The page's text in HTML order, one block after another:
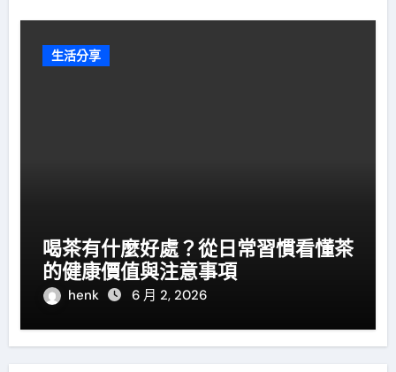
生活分享
喝茶有什麼好處？從日常習慣看懂茶
的健康價值與注意事項
henk 6 月 2, 2026